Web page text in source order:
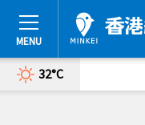
32°C